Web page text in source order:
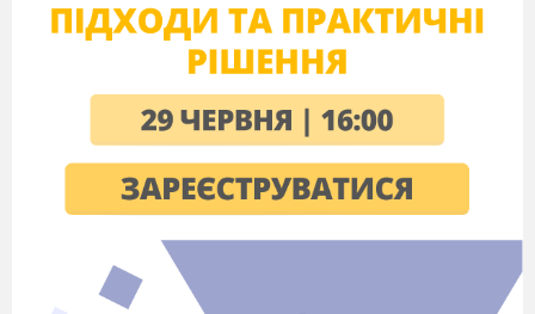
турків опинялися у полоні, з примусу
ставали дружинами турків-багатіїв. Всі
знають історію про Настю Лісовську, яка
була відома навіть за межами Туреччини
під ім’ям Роксолана. В архівних фондах до
наших часів збереглися документи, які
розповідають про життя бранок і бранців. Із
художніх творів, що дійшли до нас,
довідуємося, що у невільників жеврів
вогник любові до України, у глибині їхніх